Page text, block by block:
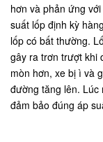
hơn và phản ứng
suất lốp định kỳ
lốp có bất thường.
gây ra trơn trượt khi
mòn hơn, xe bị ì và
đường tăng lên. Lúc
đảm bảo đúng áp